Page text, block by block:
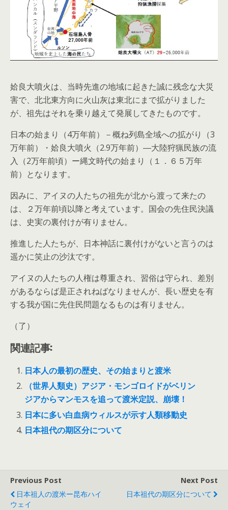
姶良大噴火は、当時先進の地域に起きた誠に残念な大災
害で、北北東方向に火山灰は東北にまで拡がりました
が、祖先はそれを乗り越えて発展してきたものです。
日本の始まり（4万年前）－概ね列島全域への拡がり（3
万年前）・姶良大噴火（2.9万年前）―大陸狩猟民族の流
入（2万年前頃）ー縄文時代の始まり（１．６５万年
前）となります。
因みに、アイヌの人たちの祖先が北から渡って来たの
は、２万年前頃以降と考えています。国会の先住民決議
は、史実の裏付けが有りません。
推進した人たちが、日本神話に裏付けがないと言うのは
遥かに笑止の沙汰です。
アイヌの人たちの人権は尊重され、習俗は守られ、差別
があるならば是正されねばなりませんが、長い歴史を有
する我が国に先住民問題なるものは有りません。
（了）
関連記事:
日本人の最初の歴史、その始まりと渡米
（世界人類史）アジア・モンゴロイドがベリン
ジアからマンモスを追って渡米定説、崩壊！
日本に多い白血病ウィルスが示す人類移動史
日本祖代の期区分について
Previous Post
日本祖人の渡米ー昆布ハイ
ウェイ
Next Post
日本祖代の期区分について